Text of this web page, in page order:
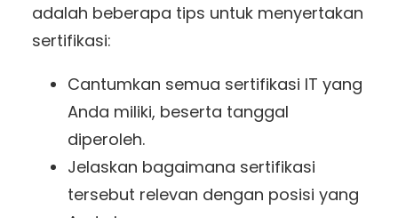
adalah beberapa tips untuk menyertakan
sertifikasi:
Cantumkan semua sertifikasi IT yang
Anda miliki, beserta tanggal
diperoleh.
Jelaskan bagaimana sertifikasi
tersebut relevan dengan posisi yang